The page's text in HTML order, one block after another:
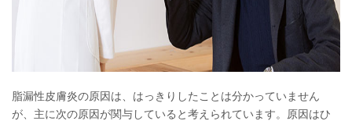
脂漏性皮膚炎の原因は、はっきりしたことは分かっていません
が、主に次の原因が関与していると考えられています。原因はひ